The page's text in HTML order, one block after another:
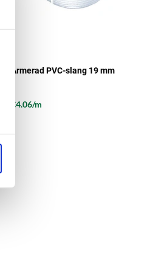
Armerad PVC-slang 19 mm
€4.06/m